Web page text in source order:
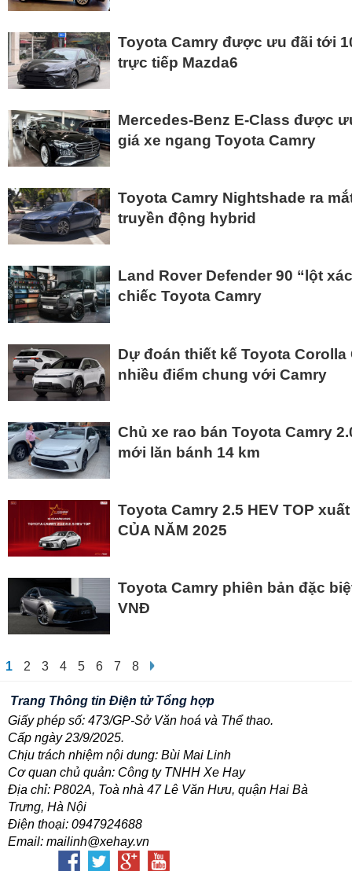
Toyota Camry được ưu đãi tới
trực tiếp Mazda6
Mercedes-Benz E-Class được
giá xe ngang Toyota Camry
Toyota Camry Nightshade ra
truyền động hybrid
Land Rover Defender 90 “lột
chiếc Toyota Camry
Dự đoán thiết kế Toyota
nhiều điểm chung với Camry
Chủ xe rao bán Toyota Camry
mới lăn bánh 14 km
Toyota Camry 2.5 HEV TOP
CỦA NĂM 2025
Toyota Camry phiên bản đặc
VNĐ
1 2 3 4 5 6 7 8
Trang Thông tin Điện tử Tổng hợp
Giấy phép số: 473/GP-Sở Văn hoá và Thể thao.
Cấp ngày 23/9/2025.
Chịu trách nhiệm nội dung: Bùi Mai Linh
Cơ quan chủ quản: Công ty TNHH Xe Hay
Địa chỉ: P802A, Toà nhà 47 Lê Văn Hưu, quận Hai Bà
Trưng, Hà Nội
Điện thoại: 0947924688
Email: mailinh@xehay.vn